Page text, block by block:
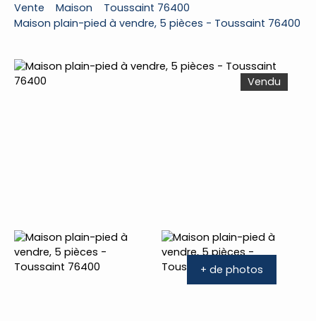
Vente Maison
Toussaint 76400
Maison plain-pied à vendre, 5 pièces - Toussaint 76400
Vendu
+ de photos